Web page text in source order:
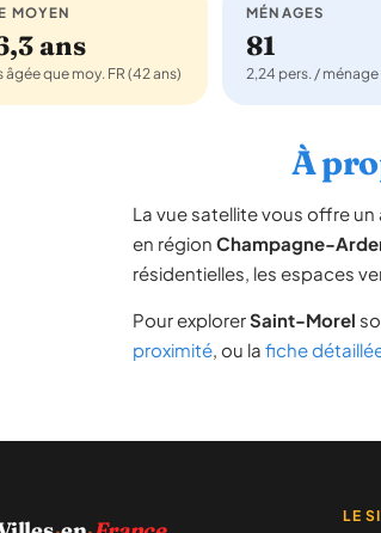
MOYEN
ans
âgée que moy. FR (42 ans)
MÉNAGES
81
2,24 pers. / ménage
À
La vue satellite vous offre
en région Champagne-
résidentielles, les espaces
Pour explorerSaint-Morel
proximité, ou la fiche
LE